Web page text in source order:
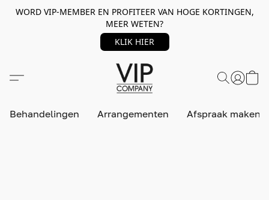
WORD VIP-MEMBER EN PROFITEER VAN HOGE KORTINGEN,
MEER WETEN?
KLIK HIER
Behandelingen Arrangementen Afspraak maken